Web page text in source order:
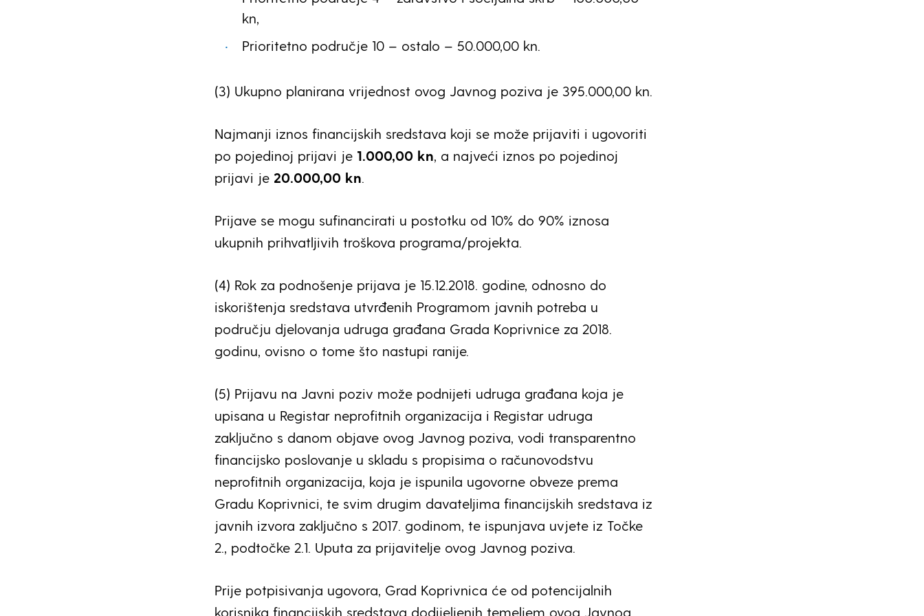
kn,
Prioritetno područje 10 – ostalo – 50.000,00 kn.
(3) Ukupno planirana vrijednost ovog Javnog poziva je 395.000,00 kn.
Najmanji iznos financijskih sredstava koji se može prijaviti i ugovoriti
po pojedinoj prijavi je 1.000,00 kn, a najveći iznos po pojedinoj
prijavi je 20.000,00 kn.
Prijave se mogu sufinancirati u postotku od 10% do 90% iznosa
ukupnih prihvatljivih troškova programa/projekta.
(4) Rok za podnošenje prijava je 15.12.2018. godine, odnosno do
iskorištenja sredstava utvrđenih Programom javnih potreba u
području djelovanja udruga građana Grada Koprivnice za 2018.
godinu, ovisno o tome što nastupi ranije.
(5) Prijavu na Javni poziv može podnijeti udruga građana koja je
upisana u Registar neprofitnih organizacija i Registar udruga
zaključno s danom objave ovog Javnog poziva, vodi transparentno
financijsko poslovanje u skladu s propisima o računovodstvu
neprofitnih organizacija, koja je ispunila ugovorne obveze prema
Gradu Koprivnici, te svim drugim davateljima financijskih sredstava iz
javnih izvora zaključno s 2017. godinom, te ispunjava uvjete iz Točke
2., podtočke 2.1. Uputa za prijavitelje ovog Javnog poziva.
Prije potpisivanja ugovora, Grad Koprivnica će od potencijalnih
korisnika financijskih sredstava dodijeljenih temeljem ovog Javnog